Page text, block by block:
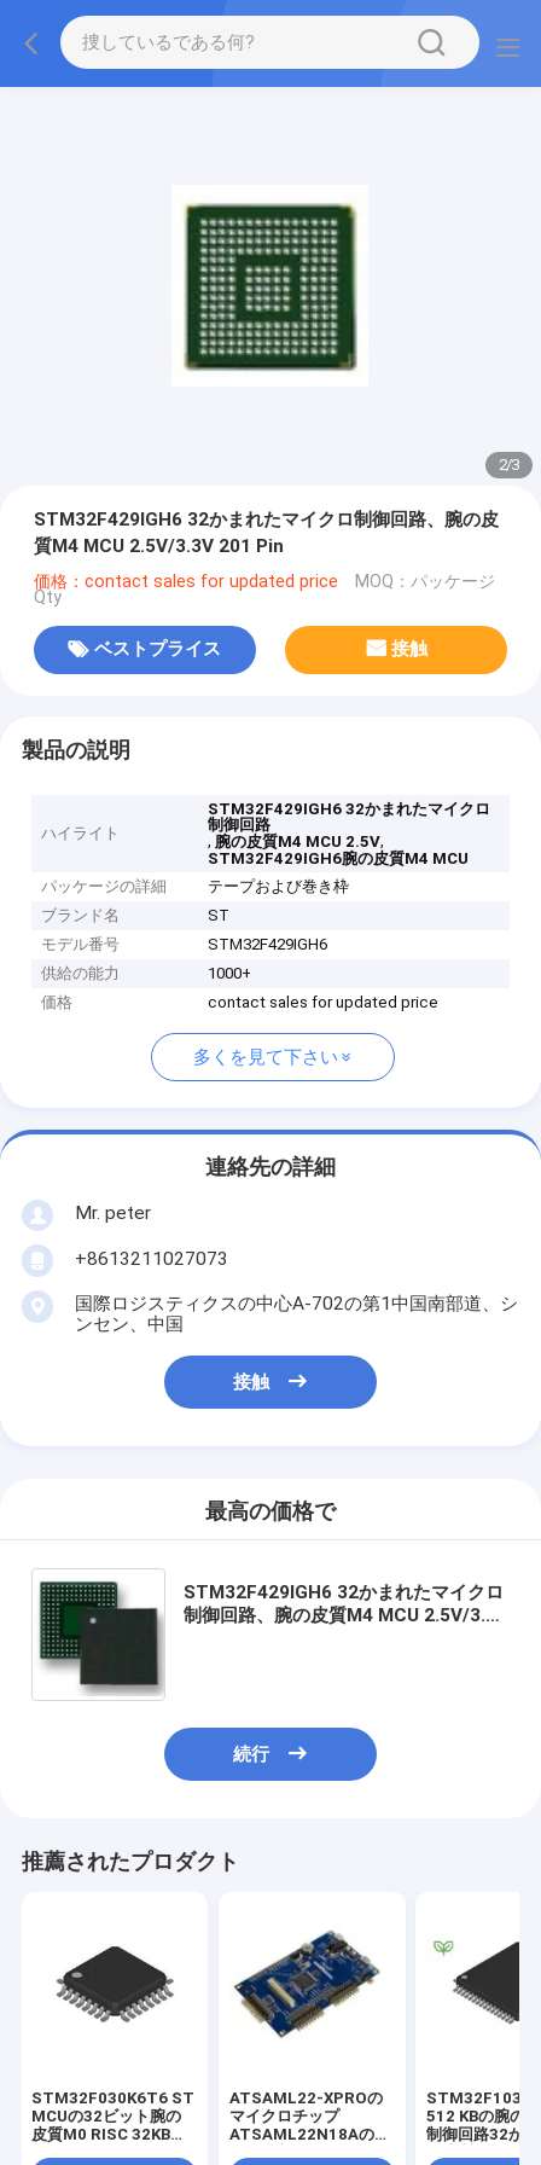
2/3
STM32F429IGH6 32かまれたマイクロ制御回路、腕の皮
質M4 MCU 2.5V/3.3V 201 Pin
価格：contact sales for updated price MOQ：パッケージ
Qty
ベストプライス 接触
製品の説明
ハイライト
STM32F429IGH6 32かまれたマイクロ
制御回路
, 腕の皮質M4 MCU 2.5V,
STM32F429IGH6腕の皮質M4 MCU
パッケージの詳細
テープおよび巻き枠
ブランド名
ST
モデル番号
STM32F429IGH6
供給の能力
1000+
価格
contact sales for updated price
多くを見て下さい
連絡先の詳細
Mr. peter
+8613211027073
国際ロジスティクスの中心A-702の第1中国南部道、シ
ンセン、中国
接触
最高の価格で
STM32F429IGH6 32かまれたマイクロ
制御回路、腕の皮質M4 MCU 2.5V/3.3V
続行
推薦されたプロダクト
STM32F030K6T6 ST
MCUの32ビット腕の
皮質M0 RISC 32KB抜
ATSAML22-XPROの
マイクロチップ
ATSAML22N18Aのマ
512 KBの腕の
制御回路32か